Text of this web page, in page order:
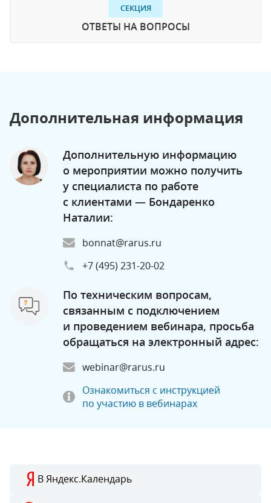
СЕКЦИЯ
ОТВЕТЫ НА ВОПРОСЫ
Дополнительная информация
Дополнительную информацию
о мероприятии можно получить
у специалиста по работе
с клиентами — Бондаренко
Наталии:
bonnat@rarus.ru
+7 (495) 231-20-02
По техническим вопросам,
связанным с подключением
и проведением вебинара, просьба
обращаться на электронный адрес:
webinar@rarus.ru
Ознакомиться с инструкцией
по участию в вебинарах
В Яндекс.Календарь